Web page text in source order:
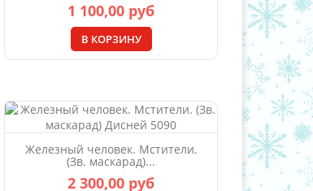
1 100,00 руб
В КОРЗИНУ
Железный человек. Мстители.
(Зв. маскарад)...
2 300,00 руб